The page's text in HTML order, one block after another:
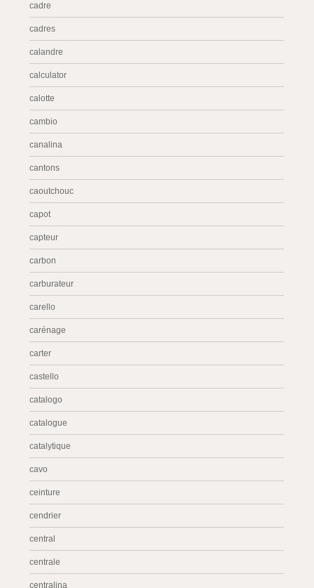
cadre
cadres
calandre
calculator
calotte
cambio
canalina
cantons
caoutchouc
capot
capteur
carbon
carburateur
carello
carénage
carter
castello
catalogo
catalogue
catalytique
cavo
ceinture
cendrier
central
centrale
centralina